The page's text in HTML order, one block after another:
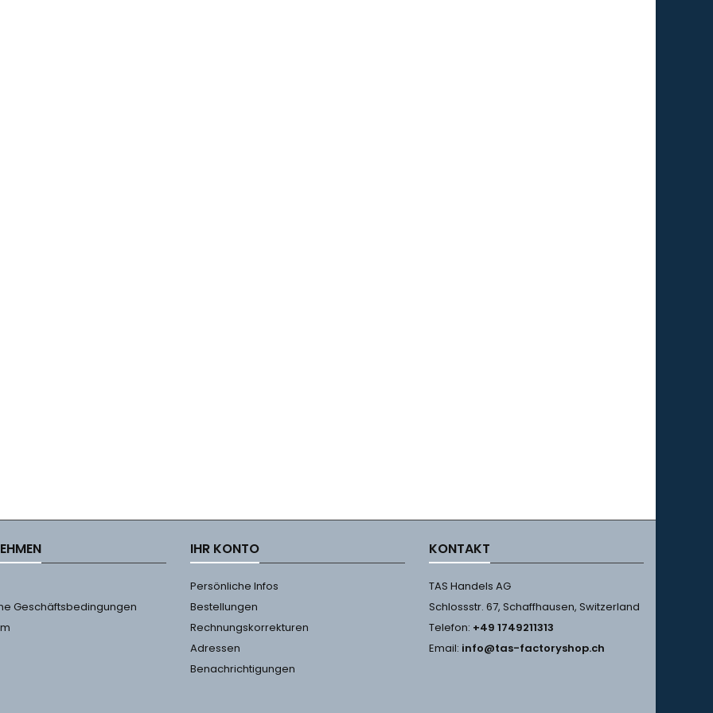
Geschäftsbedingungen
IHR KONTO
Persönliche Infos
Bestellungen
Rechnungskorrekturen
Adressen
Benachrichtigungen
KONTAKT
TAS Handels AG
Schlossstr. 67, Schaffhausen, Switzerland
Telefon: +49 1749211313
Email: info@tas-factoryshop.ch